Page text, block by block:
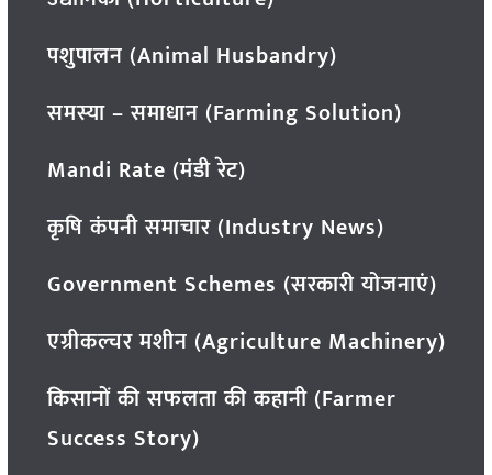
पशुपालन (Animal Husbandry)
समस्या – समाधान (Farming Solution)
Mandi Rate (मंडी रेट)
कृषि कंपनी समाचार (Industry News)
Government Schemes (सरकारी योजनाएं)
एग्रीकल्चर मशीन (Agriculture Machinery)
किसानों की सफलता की कहानी (Farmer
Success Story)